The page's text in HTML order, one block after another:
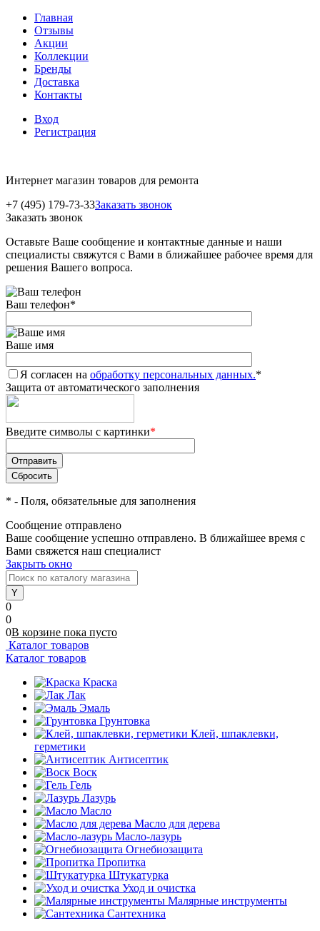
Главная
Отзывы
Акции
Коллекции
Бренды
Доставка
Контакты
Вход
Регистрация
Интернет магазин товаров для ремонта
+7 (495) 179-73-33Заказать звонок
Заказать звонок
Оставьте Ваше сообщение и контактные данные и наши
специалисты свяжутся с Вами в ближайшее рабочее время для
решения Вашего вопроса.
Ваш телефон*
Ваше имя
Я согласен на обработку персональных данных.*
Защита от автоматического заполнения
Введите символы с картинки*
* - Поля, обязательные для заполнения
Сообщение отправлено
Ваше сообщение успешно отправлено. В ближайшее время с
Вами свяжется наш специалист
Закрыть окно
0
0
0В корзине пока пусто
Каталог товаров
Каталог товаров
Краска
Лак
Эмаль
Грунтовка
Клей, шпаклевки,
герметики
Антисептик
Воск
Гель
Лазурь
Масло
Масло для дерева
Масло-лазурь
Огнебиозащита
Пропитка
Штукатурка
Уход и очистка
Малярные инструменты
Сантехника